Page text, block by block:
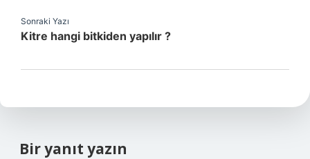
Sonraki Yazı
Kitre hangi bitkiden yapılır ?
Bir yanıt yazın